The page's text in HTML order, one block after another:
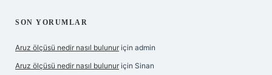
SON YORUMLAR
Aruz ölçüsü nedir nasıl bulunur için admin
Aruz ölçüsü nedir nasıl bulunur için Sinan